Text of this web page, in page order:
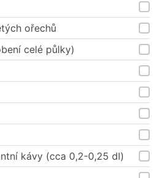
ořechů
celé půlky)
kávy (cca 0,2-0,25 dl)